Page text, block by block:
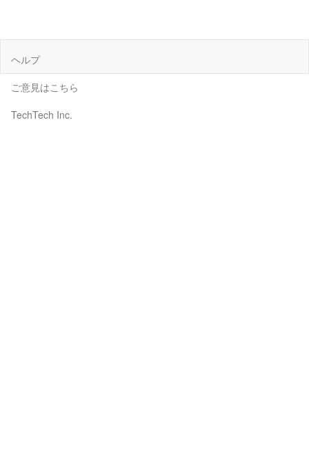
ヘルプ
ご意見はこちら
TechTech Inc.